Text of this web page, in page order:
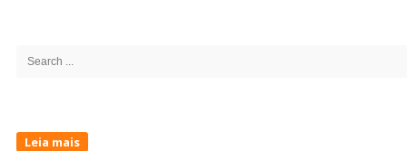
Search
Leia mais